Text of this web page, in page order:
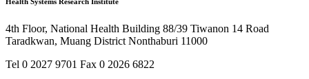
4th Floor, National Health Building 88/39 Tiwanon 14 Road
Taradkwan, Muang District Nonthaburi 11000
Tel 0 2027 9701 Fax 0 2026 6822